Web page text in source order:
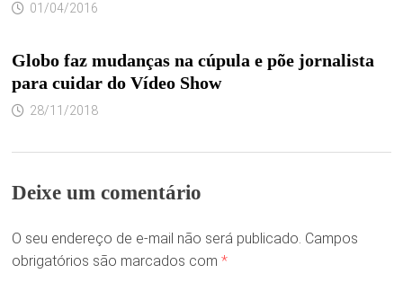
01/04/2016
Globo faz mudanças na cúpula e põe jornalista
para cuidar do Vídeo Show
28/11/2018
Deixe um comentário
O seu endereço de e-mail não será publicado. Campos
obrigatórios são marcados com *